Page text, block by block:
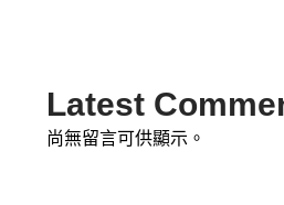
Latest
尚無留言可供顯示。